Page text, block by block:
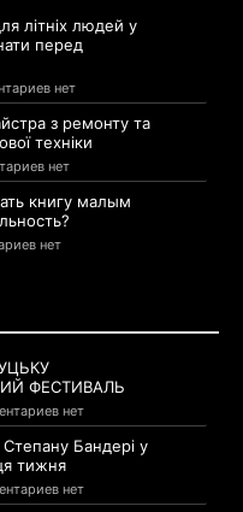
літніх людей у
перед
нет
з ремонту та
техніки
нет
книгу малым
нет
ФЕСТИВАЛЬ
нет
Бандері у
тижня
нет